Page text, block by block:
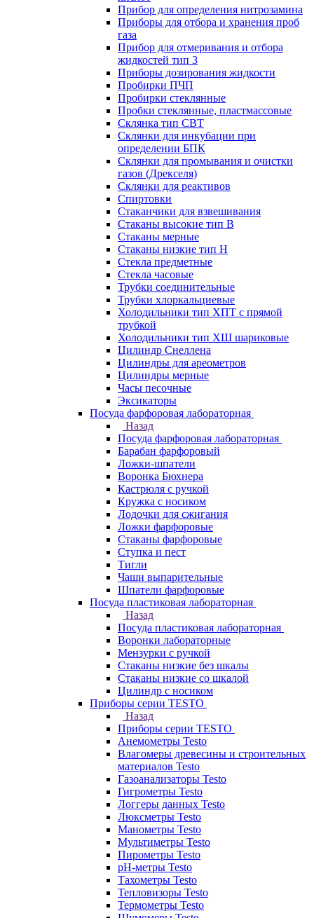
Прибор для определения нитрозамина
Приборы для отбора и хранения проб
газа
Прибор для отмеривания и отбора
жидкостей тип 3
Приборы дозирования жидкости
Пробирки ПЧП
Пробирки стеклянные
Пробки стеклянные, пластмассовые
Склянка тип СВТ
Склянки для инкубации при
определении БПК
Склянки для промывания и очистки
газов (Дрекселя)
Склянки для реактивов
Спиртовки
Стаканчики для взвешивания
Стаканы высокие тип В
Стаканы мерные
Стаканы низкие тип Н
Стекла предметные
Стекла часовые
Трубки соединительные
Трубки хлоркальциевые
Холодильники тип ХПТ с прямой
трубкой
Холодильники тип ХШ шариковые
Цилиндр Снеллена
Цилиндры для ареометров
Цилиндры мерные
Часы песочные
Эксикаторы
Посуда фарфоровая лабораторная
Назад
Посуда фарфоровая лабораторная
Барабан фарфоровый
Ложки-шпатели
Воронка Бюхнера
Кастрюля с ручкой
Кружка с носиком
Лодочки для сжигания
Ложки фарфоровые
Стаканы фарфоровые
Ступка и пест
Тигли
Чаши выпарительные
Шпатели фарфоровые
Посуда пластиковая лабораторная
Назад
Посуда пластиковая лабораторная
Воронки лабораторные
Мензурки с ручкой
Стаканы низкие без шкалы
Стаканы низкие со шкалой
Цилиндр с носиком
Приборы серии TESTO
Назад
Приборы серии TESTO
Анемометры Testo
Влагомеры древесины и строительных
материалов Testo
Газоанализаторы Testo
Гигрометры Testo
Логгеры данных Testo
Люксметры Testo
Манометры Testo
Мультиметры Testo
Пирометры Testo
pH-метры Testo
Тахометры Testo
Тепловизоры Testo
Термометры Testo